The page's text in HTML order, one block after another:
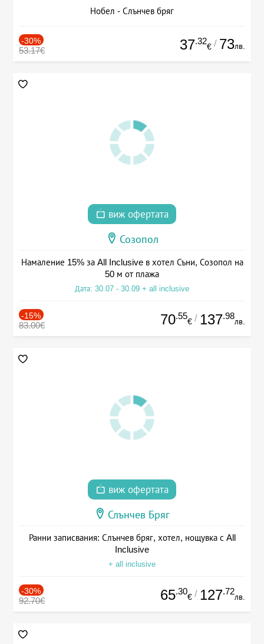
Нобел - Слънчев бряг
-30%
53.17€ 37.32
€ / 73лв.
виж офертата
Созопол
Намаление 15% за All Inclusive в хотел Съни, Созопол на
50 м от плажа
Дата: 30.07 - 30.09 + all inclusive
-15%
83.00€ 70.55
€ / 137.98
лв.
виж офертата
Слънчев Бряг
Ранни записвания: Слънчев бряг, хотел, нощувка с All
Inclusive
+ all inclusive
-30%
92.70€ 65.30
€ / 127.72
лв.